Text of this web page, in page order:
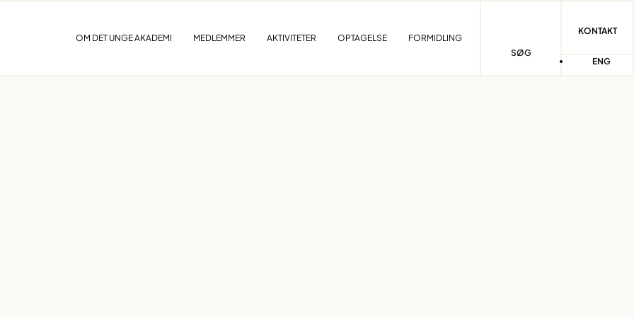
OM DET UNGE AKADEMI MEDLEMMER AKTIVITETER OPTAGELSE
FORMIDLING
SØG
KONTAKT
ENG